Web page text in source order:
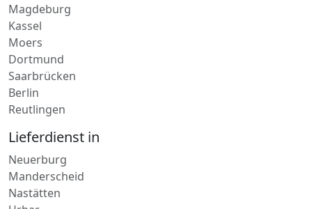
Magdeburg
Kassel
Moers
Dortmund
Saarbrücken
Berlin
Reutlingen
Lieferdienst in
Neuerburg
Manderscheid
Nastätten